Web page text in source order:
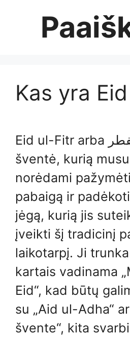
Kas yra
Eid ul-Fitr arba عيد الفطر yra
šventė, kurią
norėdami
pabaigą ir
jėgą, kurią jis
įveikti šį tradicinį
laikotarpį. Ji
kartais vadinama
Eid“, kad būtų
su „Aid ul-Adha“
švente“, kita